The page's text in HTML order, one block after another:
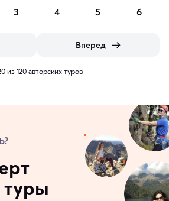
3 4 5 6
Вперед
из 120 авторских туров
туры